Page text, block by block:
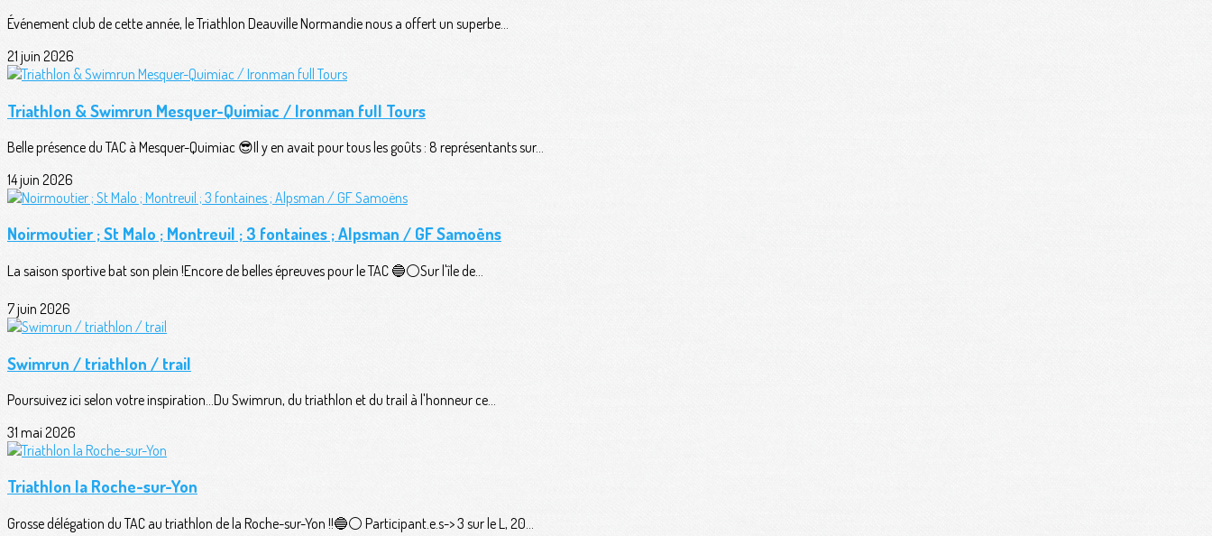
Événement club de cette année, le Triathlon Deauville Normandie nous a offert un superbe...
21 juin 2026
Triathlon & Swimrun Mesquer-Quimiac / Ironman full Tours
Belle présence du TAC à Mesquer-Quimiac 😎Il y en avait pour tous les goûts : 8 représentants sur...
14 juin 2026
Noirmoutier ; St Malo ; Montreuil ; 3 fontaines ; Alpsman / GF Samoëns
La saison sportive bat son plein !Encore de belles épreuves pour le TAC 🔵⚪️Sur l'île de...
7 juin 2026
Swimrun / triathlon / trail
Poursuivez ici selon votre inspiration...Du Swimrun, du triathlon et du trail à l'honneur ce...
31 mai 2026
Triathlon la Roche-sur-Yon
Grosse délégation du TAC au triathlon de la Roche-sur-Yon !!🔵⚪️ Participant.e.s-> 3 sur le L, 20...